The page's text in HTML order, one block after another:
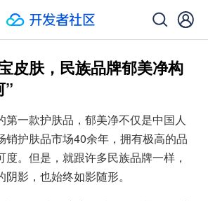
皮肤，民族品牌郁美净构
”
第一款护肤品，郁美净不仅是中国人
销护肤品市场40余年，拥有极高的品
。但是，就跟许多民族品牌一样，
影，也始终如影随形。